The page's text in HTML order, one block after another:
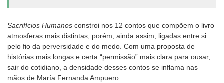
Sacrifícios Humanos constroi nos 12 contos que compõem o livro
atmosferas mais distintas, porém, ainda assim, ligadas entre si
pelo fio da perversidade e do medo. Com uma proposta de
histórias mais longas e certa “permissão” mais clara para ousar,
sair do cotidiano, a densidade desses contos se inflama nas
mãos de María Fernanda Ampuero.